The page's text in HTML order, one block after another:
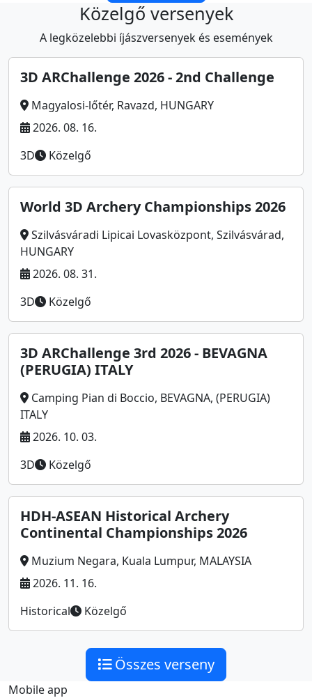
Közelgő versenyek
A legközelebbi íjászversenyek és események
3D ARChallenge 2026 - 2nd Challenge
Magyalosi-lőtér, Ravazd, HUNGARY
2026. 08. 16.
3D
Közelgő
World 3D Archery Championships 2026
Szilvásváradi Lipicai Lovasközpont, Szilvásvárad,
HUNGARY
2026. 08. 31.
3D
Közelgő
3D ARChallenge 3rd 2026 - BEVAGNA
(PERUGIA) ITALY
Camping Pian di Boccio, BEVAGNA, (PERUGIA)
ITALY
2026. 10. 03.
3D
Közelgő
HDH-ASEAN Historical Archery
Continental Championships 2026
Muzium Negara, Kuala Lumpur, MALAYSIA
2026. 11. 16.
Historical
Közelgő
Összes verseny
Mobile app